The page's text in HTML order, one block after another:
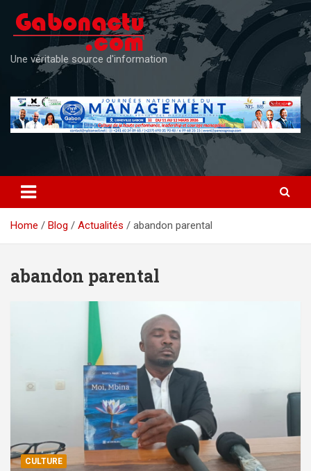
content
Une véritable source d'information
Home Blog Actualités abandon parental
abandon parental
CULTURE